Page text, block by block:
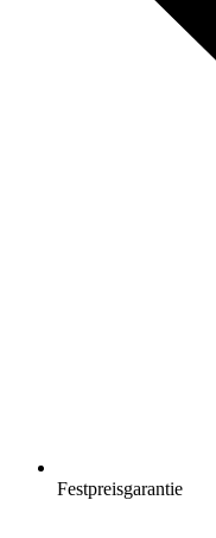
Festpreisgarantie